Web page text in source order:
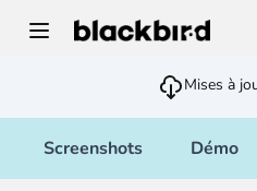
Mises à
Screenshots Démo